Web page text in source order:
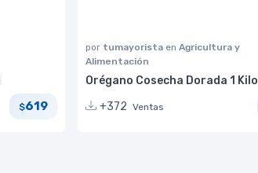
$619
por tumayorista en Agricultura y
Alimentación
Orégano Cosecha Dorada 1 Kilo
+372 Ventas